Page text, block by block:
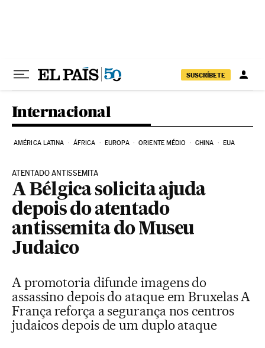
SUSCRÍBETE
Internacional
AMÉRICA LATINA ÁFRICA EUROPA ORIENTE MÉDIO CHINA EUA
ATENTADO ANTISSEMITA
A Bélgica solicita ajuda
depois do atentado
antissemita do Museu
Judaico
A promotoria difunde imagens do
assassino depois do ataque em Bruxelas A
França reforça a segurança nos centros
judaicos depois de um duplo ataque